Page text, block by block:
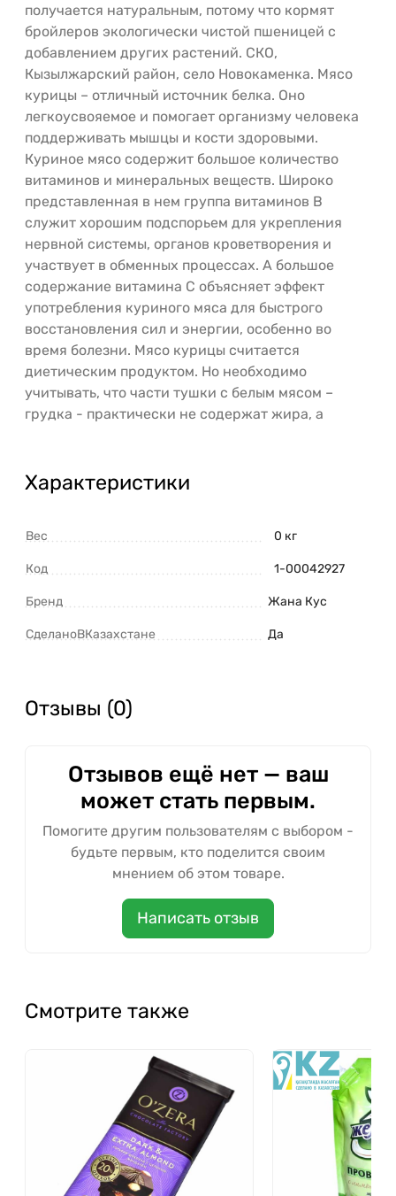
получается натуральным, потому что кормят
бройлеров экологически чистой пшеницей с
добавлением других растений. СКО,
Кызылжарский район, село Новокаменка. Мясо
курицы – отличный источник белка. Оно
легкоусвояемое и помогает организму человека
поддерживать мышцы и кости здоровыми.
Куриное мясо содержит большое количество
витаминов и минеральных веществ. Широко
представленная в нем группа витаминов В
служит хорошим подспорьем для укрепления
нервной системы, органов кроветворения и
участвует в обменных процессах. А большое
содержание витамина С объясняет эффект
употребления куриного мяса для быстрого
восстановления сил и энергии, особенно во
время болезни. Мясо курицы считается
диетическим продуктом. Но необходимо
учитывать, что части тушки с белым мясом –
грудка - практически не содержат жира, а
Характеристики
Вес 0 кг
Код 1-00042927
Бренд Жана Кус
СделаноВКазахстане Да
Отзывы (0)
Отзывов ещё нет — ваш
может стать первым.
Помогите другим пользователям с выбором -
будьте первым, кто поделится своим
мнением об этом товаре.
Написать отзыв
Смотрите также